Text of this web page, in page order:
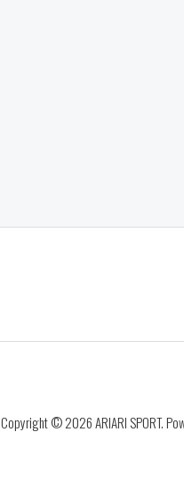
Copyright © 2026 ARIARI SPORT.